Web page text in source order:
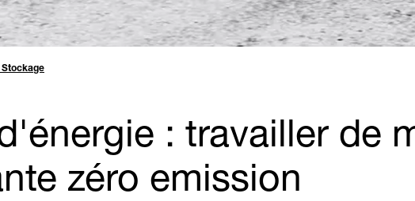
Stockage
: travailler de
zéro emission